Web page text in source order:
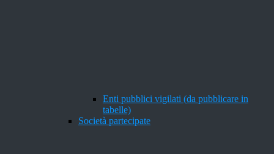
Enti pubblici vigilati (da pubblicare in
tabelle)
Società partecipate